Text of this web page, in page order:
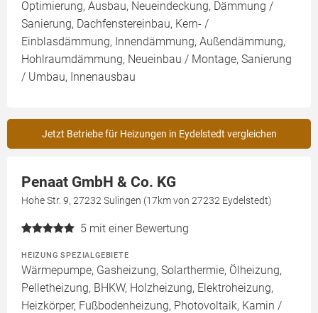
Optimierung, Ausbau, Neueindeckung, Dämmung /
Sanierung, Dachfenstereinbau, Kern- /
Einblasdämmung, Innendämmung, Außendämmung,
Hohlraumdämmung, Neueinbau / Montage, Sanierung
/ Umbau, Innenausbau
Jetzt Betriebe für Heizungen in Eydelstedt vergleichen
Penaat GmbH & Co. KG
Hohe Str. 9, 27232 Sulingen (17km von 27232 Eydelstedt)
5 mit einer Bewertung
HEIZUNG SPEZIALGEBIETE
Wärmepumpe, Gasheizung, Solarthermie, Ölheizung,
Pelletheizung, BHKW, Holzheizung, Elektroheizung,
Heizkörper, Fußbodenheizung, Photovoltaik, Kamin /